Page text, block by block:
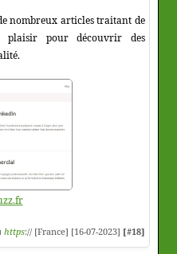
nombreux articles traitant de
pour découvrir des
https:// [France] [16-07-2023] [#18]